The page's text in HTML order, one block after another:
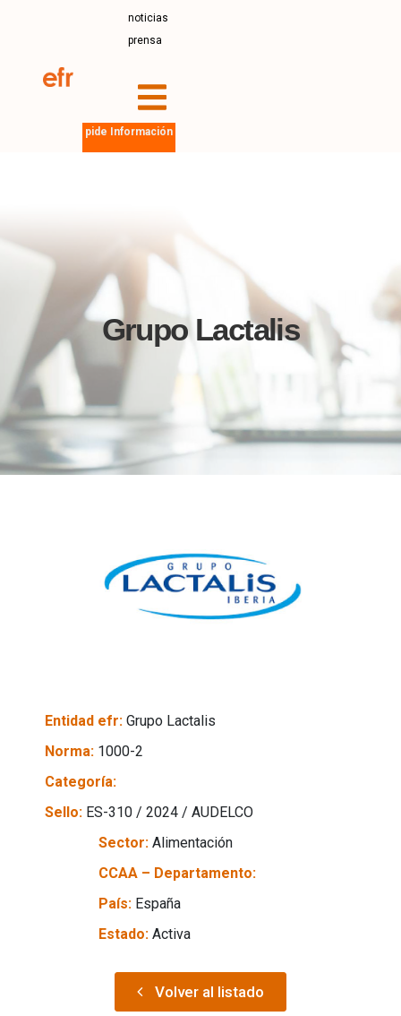
noticias
prensa
pide Información
Grupo Lactalis
Entidad efr: Grupo Lactalis
Norma: 1000-2
Categoría:
Sello: ES-310 / 2024 / AUDELCO
Sector: Alimentación
CCAA – Departamento:
País: España
Estado: Activa
Volver al listado